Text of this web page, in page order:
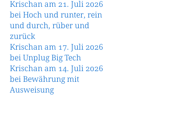
Krischan am 21. Juli 2026
bei Hoch und runter, rein
und durch, rüber und
zurück
Krischan am 17. Juli 2026
bei Unplug Big Tech
Krischan am 14. Juli 2026
bei Bewährung mit
Ausweisung